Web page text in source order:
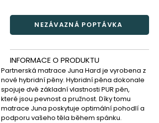
NEZÁVAZNÁ POPTÁVKA
INFORMACE O PRODUKTU
Partnerská matrace Juna Hard je vyrobena z
nové hybridní pěny. Hybridní pěna dokonale
spojuje dvě základní vlastnosti PUR pěn,
které jsou pevnost a pružnost. Díky tomu
matrace Juna poskytuje optimální pohodlí a
podporu vašeho těla během spánku.